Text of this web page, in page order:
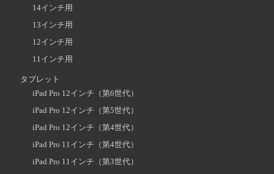
14インチ用
13インチ用
12インチ用
11インチ用
タブレット
iPad Pro 12インチ（第6世代）
iPad Pro 12インチ（第5世代）
iPad Pro 12インチ（第4世代）
iPad Pro 11インチ（第4世代）
iPad Pro 11インチ（第3世代）